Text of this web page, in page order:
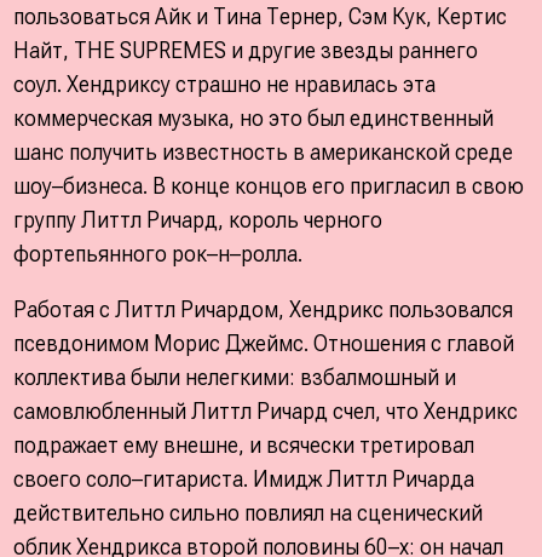
пользоваться Айк и Тина Тернер, Сэм Кук, Кертис
Найт, THE SUPREMES и другие звезды раннего
соул. Хендриксу страшно не нравилась эта
коммерческая музыка, но это был единственный
шанс получить известность в американской среде
шоу–бизнеса. В конце концов его пригласил в свою
группу Литтл Ричард, король черного
фортепьянного рок–н–ролла.
Работая с Литтл Ричардом, Хендрикс пользовался
псевдонимом Морис Джеймс. Отношения с главой
коллектива были нелегкими: взбалмошный и
самовлюбленный Литтл Ричард счел, что Хендрикс
подражает ему внешне, и всячески третировал
своего соло–гитариста. Имидж Литтл Ричарда
действительно сильно повлиял на сценический
облик Хендрикса второй половины 60–х: он начал